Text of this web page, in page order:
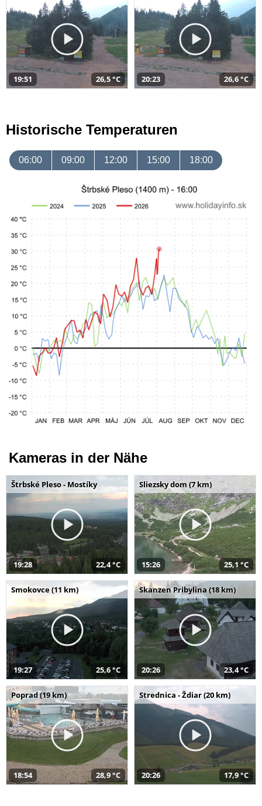
19:51 26,5 °C 20:23 26,6 °C
Historische Temperaturen
06:00 09:00 12:00 15:00 18:00
Kameras in der Nähe
Štrbské Pleso - Mostíky
19:28 22,4 °C
Sliezsky dom (7 km)
15:26 25,1 °C
Smokovce (11 km)
19:27 25,6 °C
Skanzen Pribylina (18 km)
20:26 23,4 °C
Poprad (19 km)
18:54 28,9 °C
Strednica - Ždiar (20 km)
20:26 17,9 °C